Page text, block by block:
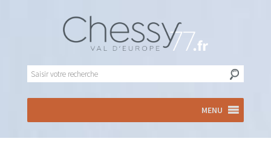
MENU